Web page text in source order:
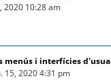
2020 10:28 am
menús i interfícies
15, 2020 4:31 pm